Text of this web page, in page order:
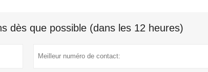
dès que possible (dans les 12 heures)